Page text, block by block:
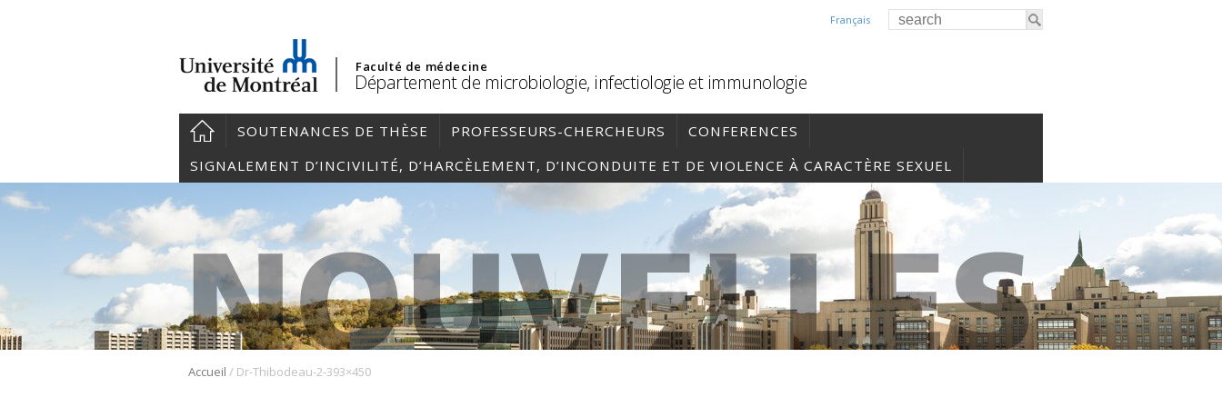
Français
Faculté de médecine
Département de microbiologie, infectiologie et immunologie
SOUTENANCES DE THÈSE PROFESSEURS-CHERCHEURS
CONFERENCES
SIGNALEMENT D’INCIVILITÉ, D’HARCÈLEMENT, D’INCONDUITE ET DE VIOLENCE À CARACTÈRE SEXUEL
Accueil / Dr-Thibodeau-2-393×450